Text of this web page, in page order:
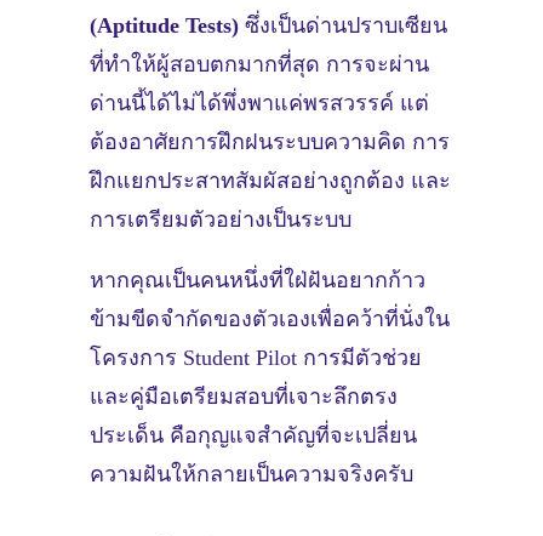
(Aptitude Tests) ซึ่งเป็นด่านปราบเซียน
ที่ทำให้ผู้สอบตกมากที่สุด การจะผ่าน
ด่านนี้ได้ไม่ได้พึ่งพาแค่พรสวรรค์ แต่
ต้องอาศัยการฝึกฝนระบบความคิด การ
ฝึกแยกประสาทสัมผัสอย่างถูกต้อง และ
การเตรียมตัวอย่างเป็นระบบ
หากคุณเป็นคนหนึ่งที่ใฝ่ฝันอยากก้าว
ข้ามขีดจำกัดของตัวเองเพื่อคว้าที่นั่งใน
โครงการ Student Pilot การมีตัวช่วย
และคู่มือเตรียมสอบที่เจาะลึกตรง
ประเด็น คือกุญแจสำคัญที่จะเปลี่ยน
ความฝันให้กลายเป็นความจริงครับ